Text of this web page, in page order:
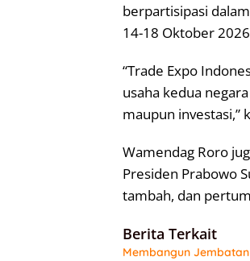
berpartisipasi
14-18 Oktober
“Trade Expo
usaha kedua
maupun investasi,”
Wamendag Roro
Presiden Prabowo
tambah, dan
Berita Terkait
Membangun